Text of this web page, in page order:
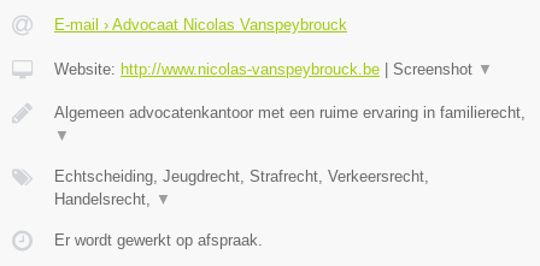
E-mail › Advocaat Nicolas Vanspeybrouck
Website: http://www.nicolas-vanspeybrouck.be Screenshot ▼
Algemeen advocatenkantoor met een ruime ervaring in familierecht,
▼
Echtscheiding, Jeugdrecht, Strafrecht, Verkeersrecht,
Handelsrecht,
▼
Er wordt gewerkt op afspraak.